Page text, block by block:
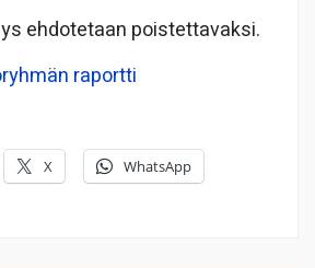
ehdotetaan poistettavaksi.
raportti
X WhatsApp